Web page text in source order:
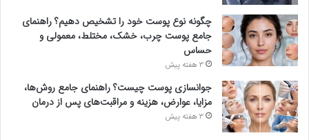
چگونه نوع پوست خود را تشخیص دهیم؟ راهنمای
جامع پوست چرب، خشک، مختلط، معمولی و
حساس
3 هفته پیش
جوانسازی پوست چیست؟ راهنمای جامع روش‌ها،
مزایا، عوارض، هزینه و مراقبت‌های پس از درمان
3 هفته پیش